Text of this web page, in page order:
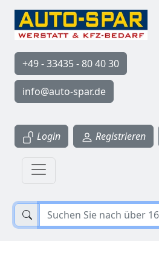
+49 - 33435 - 80 40 30
info@auto-spar.de
Login Registrieren